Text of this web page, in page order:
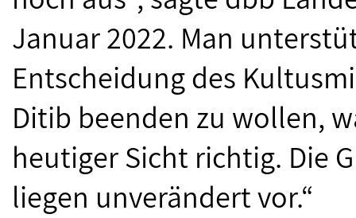
Januar 2022. Man
Entscheidung des
Ditib beenden zu wollen,
heutiger Sicht richtig. Die
liegen unverändert vor.“